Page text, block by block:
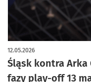
Śląsk kontra Arka
fazy play-off 13
12.05.2026